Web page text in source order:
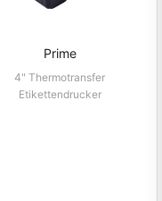
Prime